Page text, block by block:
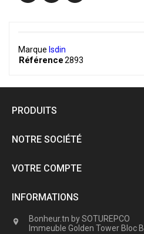
Marque Isdin
Référence2893
PRODUITS
NOTRE SOCIÉTÉ
VOTRE COMPTE
INFORMATIONS

Bonheur.tn by SOTUREPCO
Immeuble Golden Tower Bloc B